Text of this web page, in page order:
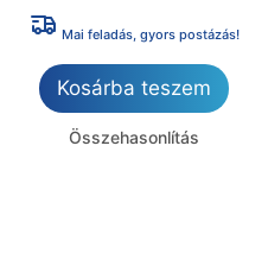
Mai feladás, gyors postázás!
Kosárba teszem
Összehasonlítás